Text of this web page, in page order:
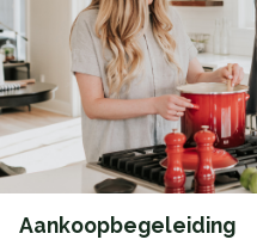
Aankoopbegeleiding